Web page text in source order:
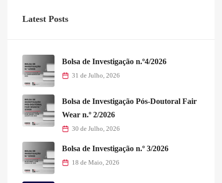
Latest Posts
Bolsa de Investigação n.º4/2026
31 de Julho, 2026
Bolsa de Investigação Pós-Doutoral Fair
Wear n.º 2/2026
30 de Julho, 2026
Bolsa de Investigação n.º 3/2026
18 de Maio, 2026